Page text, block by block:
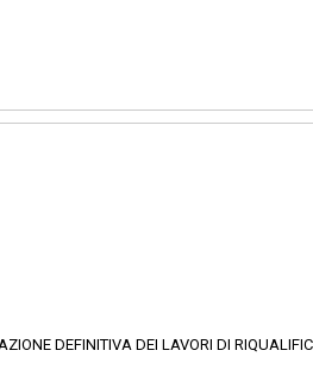
DEFINITIVA DEI LAVORI DI